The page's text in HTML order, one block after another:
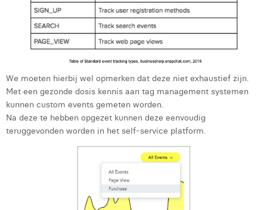
We moeten hierbij wel opmerken dat deze niet exhaustief zijn.
Met een gezonde dosis kennis aan tag management systemen
kunnen custom events gemeten worden.
Na deze te hebben opgezet kunnen deze eenvoudig
teruggevonden worden in het self-service platform.